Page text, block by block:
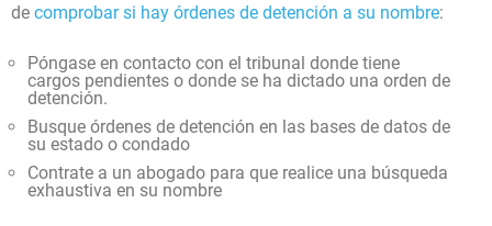
de comprobar si hay órdenes de detención a su nombre:
Póngase en contacto con el tribunal donde tiene
cargos pendientes o donde se ha dictado una orden de
detención.
Busque órdenes de detención en las bases de datos de
su estado o condado
Contrate a un abogado para que realice una búsqueda
exhaustiva en su nombre